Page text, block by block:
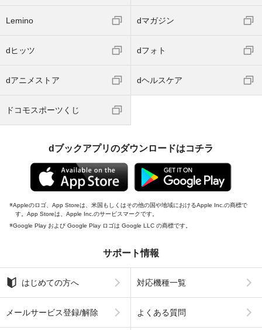
Lemino dマガジン
dヒッツ dフォト
dアニメストア dヘルスケア
ドコモスポーツくじ
dブックアプリのダウンロードはコチラ
Appleのロゴ、App Storeは、米国もしくはその他の国や地域におけるApple Inc.の商標で
す。App Storeは、Apple Inc.のサービスマークです。
Google Play および Google Play ロゴは Google LLC の商標です。
サポート情報
はじめての方へ 対応機種一覧
メールサービス登録/解除 よくある質問